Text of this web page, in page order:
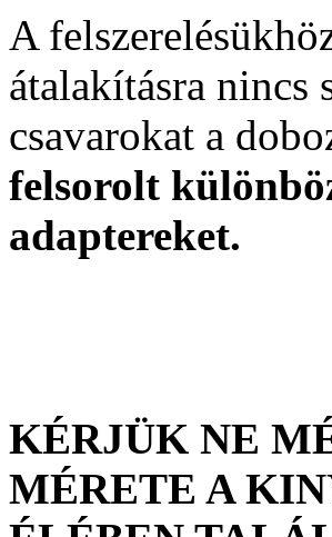
A
átalakításra nincs
csavarokat a
felsorolt
adaptereket.
KÉRJÜK NE
MÉRETE A